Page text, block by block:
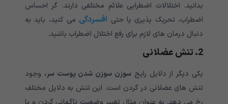
بدانید. اختلالات اضطرابی علائم مختلفی دارند. گر احساس
اضطراب، تحریک پذیری یا حتی افسردگی می کنید، باید به
دنبال درمان های لازم برای رفع اختلال اضطراب باشید.
2. تنش عضلانی
یکی دیگر از دلایل رایج سوزن سوزن شدن پوست سر، وجود
تنش های عضلانی در گردن است. این تنش به دلایل مختلف